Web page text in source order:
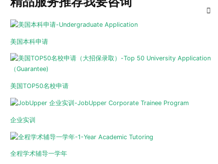
美国本科申请
美国TOP50名校申请
企业实训
全程学术辅导一学年